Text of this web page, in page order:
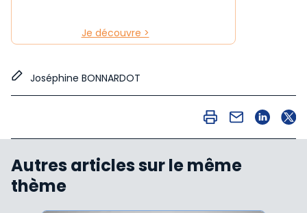
Je découvre >
Joséphine BONNARDOT
Autres articles sur le même
thème